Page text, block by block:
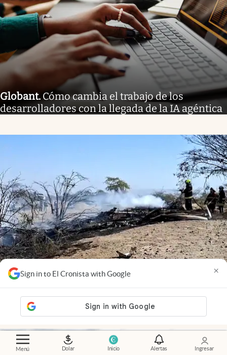
Menú Dolar Inicio Alertas Ingresar
Sign in to El Cronista with Google ×
Globant. Cómo cambia el trabajo de los
desarrolladores con la llegada de la IA agéntica
Video.Tragedia en Perú: se estrelló una avioneta
personas